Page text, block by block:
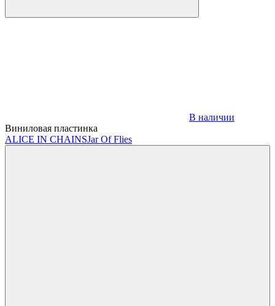
В наличии
Виниловая пластинка
ALICE IN CHAINSJar Of Flies